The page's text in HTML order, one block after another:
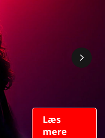
Læs
mere